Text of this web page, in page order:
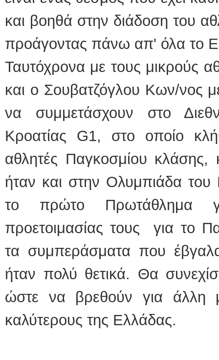
και βοηθά στην διάδοση του
προάγοντας πάνω απ' όλα το
Ταυτόχρονα με τους μικρούς
και ο Σουβατζόγλου Κων/νος
να συμμετάσχουν στο
Κροατίας G1, στο οποίο
αθλητές Παγκοσμίου κλάσης,
ήταν και στην Ολυμπιάδα του
το πρώτο Πρωτάθλημα
προετοιμασίας τους για το
τα συμπεράσματα που
ήταν πολύ θετικά. Θα
ώστε να βρεθούν για άλλη
καλύτερους της Ελλάδας.